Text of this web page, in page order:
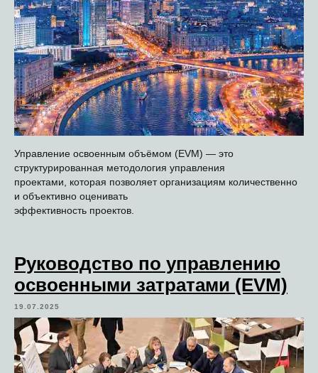
Управление освоенным объёмом (EVM) — это
структурированная методология управления
проектами, которая позволяет организациям количественно
и объективно оценивать
эффективность проектов.
Руководство по управлению
освоенными затратами (EVM)
19.07.2025